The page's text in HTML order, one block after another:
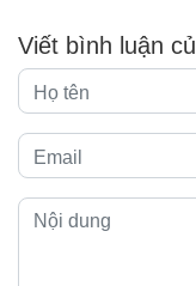
Viết bình luận